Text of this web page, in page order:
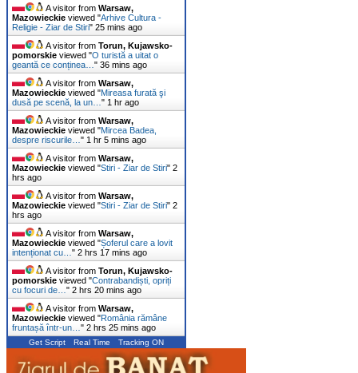
A visitor from Warsaw,
Mazowieckie viewed "Arhive Cultura -
Religie - Ziar de Stiri" 25 mins ago
A visitor from Torun, Kujawsko-
pomorskie viewed "O turistă a uitat o
geantă ce conținea…" 36 mins ago
A visitor from Warsaw,
Mazowieckie viewed "Mireasa furată şi
dusă pe scenă, la un…" 1 hr ago
A visitor from Warsaw,
Mazowieckie viewed "Mircea Badea,
despre riscurile…" 1 hr 5 mins ago
A visitor from Warsaw,
Mazowieckie viewed "Stiri - Ziar de Stiri" 2
hrs ago
A visitor from Warsaw,
Mazowieckie viewed "Stiri - Ziar de Stiri" 2
hrs ago
A visitor from Warsaw,
Mazowieckie viewed "Șoferul care a lovit
intenționat cu…" 2 hrs 17 mins ago
A visitor from Torun, Kujawsko-
pomorskie viewed "Contrabandiști, opriți
cu focuri de…" 2 hrs 20 mins ago
A visitor from Warsaw,
Mazowieckie viewed "România rămâne
fruntașă într-un…" 2 hrs 25 mins ago
Get Script Real Time Tracking ON